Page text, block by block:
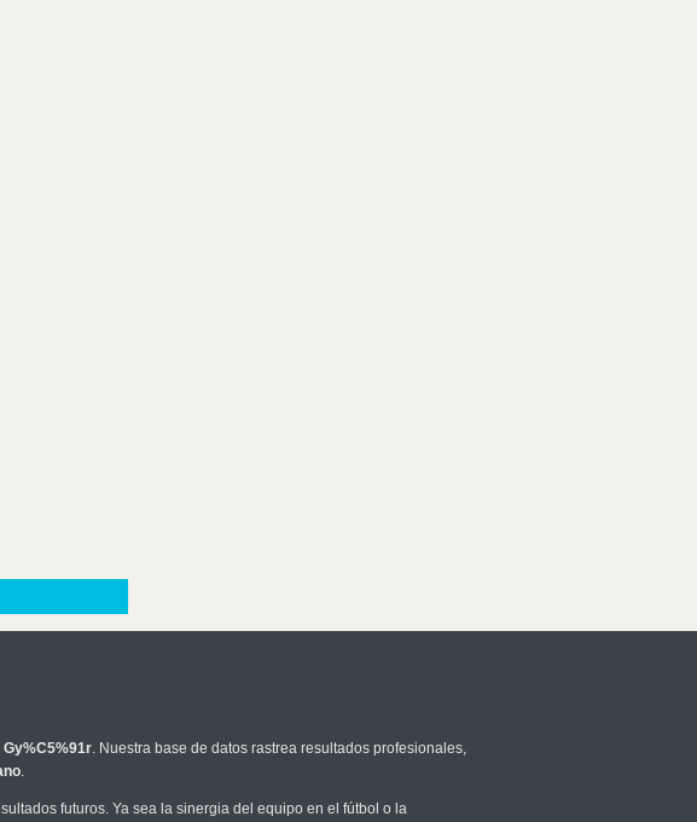
Gy%C5%91r. Nuestra base de datos rastrea resultados profesionales,
.
futuros. Ya sea la sinergia del equipo en el fútbol o la